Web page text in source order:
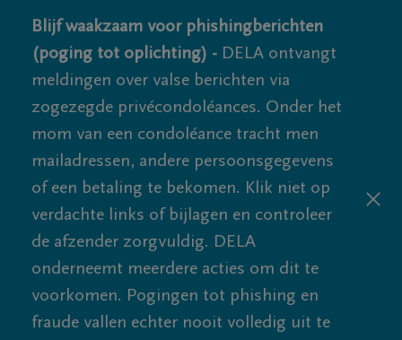
Blijf waakzaam voor phishingberichten
(poging tot oplichting) - DELA ontvangt
meldingen over valse berichten via
zogezegde privécondoléances. Onder het
mom van een condoléance tracht men
mailadressen, andere persoonsgegevens
of een betaling te bekomen. Klik niet op
verdachte links of bijlagen en controleer
de afzender zorgvuldig. DELA
onderneemt meerdere acties om dit te
voorkomen. Pogingen tot phishing en
fraude vallen echter nooit volledig uit te